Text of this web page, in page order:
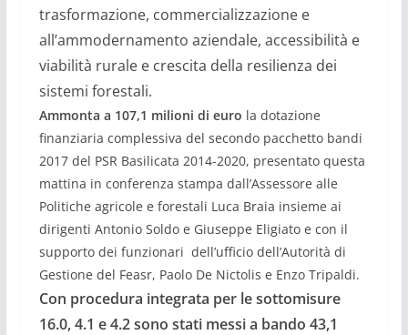
trasformazione, commercializzazione e
all’ammodernamento aziendale, accessibilità e
viabilità ruralee crescita della resilienza dei
sistemi forestali.
Ammonta a 107,1 milioni di euro la dotazione
finanziaria complessiva del secondopacchetto bandi
2017 del PSR Basilicata 2014-2020, presentato questa
mattina in conferenza stampa dall’Assessore alle
Politiche agricole e forestali Luca Braia insieme ai
dirigenti Antonio Soldo e Giuseppe Eligiato e con il
supporto dei funzionari dell’ufficio dell’Autorità di
Gestione del Feasr, Paolo De Nictolis e Enzo Tripaldi.
Con procedura integrata per le sottomisure
16.0, 4.1 e 4.2sono stati messi a bando 43,1